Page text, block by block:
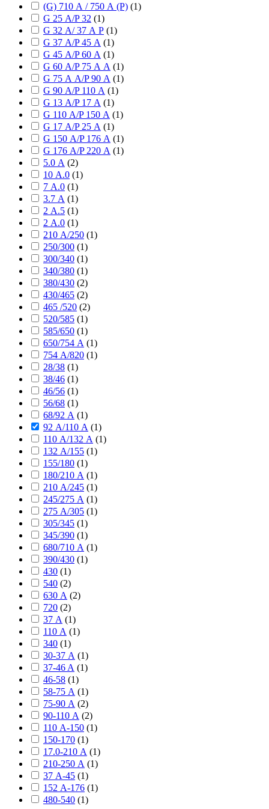
(G) 710 А / 750 А (P) (1)
G 25 А/P 32 (1)
G 32 А/ 37 А P (1)
G 37 А/P 45 А (1)
G 45 А/P 60 А (1)
G 60 А/P 75 А А (1)
G 75 А А/P 90 А (1)
G 90 А/P 110 А (1)
G 13 А/P 17 А (1)
G 110 А/P 150 А (1)
G 17 А/P 25 А (1)
G 150 А/P 176 А (1)
G 176 А/P 220 А (1)
5.0 А (2)
10 А.0 (1)
7 А.0 (1)
3.7 А (1)
2 А.5 (1)
2 А.0 (1)
210 А/250 (1)
250/300 (1)
300/340 (1)
340/380 (1)
380/430 (2)
430/465 (2)
465 /520 (2)
520/585 (1)
585/650 (1)
650/754 А (1)
754 А/820 (1)
28/38 (1)
38/46 (1)
46/56 (1)
56/68 (1)
68/92 А (1)
92 А/110 А (1)
110 А/132 А (1)
132 А/155 (1)
155/180 (1)
180/210 А (1)
210 А/245 (1)
245/275 А (1)
275 А/305 (1)
305/345 (1)
345/390 (1)
680/710 А (1)
390/430 (1)
430 (1)
540 (2)
630 А (2)
720 (2)
37 А (1)
110 А (1)
340 (1)
30-37 А (1)
37-46 A (1)
46-58 (1)
58-75 А (1)
75-90 А (2)
90-110 А (2)
110 А-150 (1)
150-170 (1)
17.0-210 А (1)
210-250 А (1)
37 А-45 (1)
152 А-176 (1)
480-540 (1)